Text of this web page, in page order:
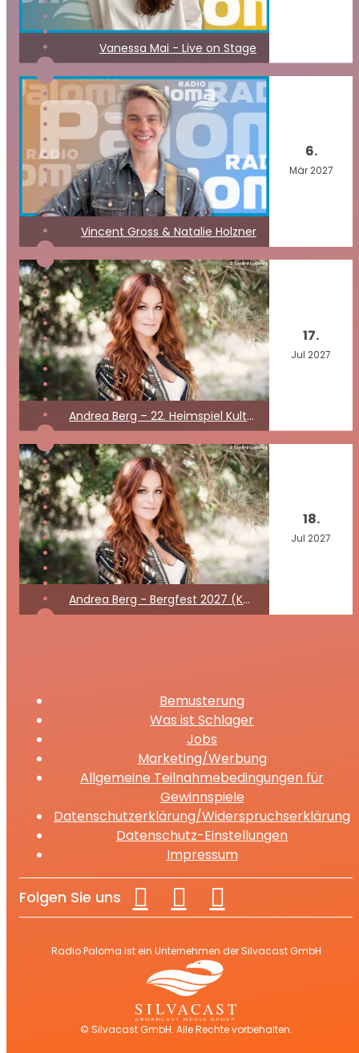
Vanessa Mai - Live on Stage
Vincent Gross & Natalie Holzner
6.
Mär 2027
Andrea Berg – 22. Heimspiel Kult Open Air 2027
17.
Jul 2027
Andrea Berg - Bergfest 2027 (Kein Konzert)
18.
Jul 2027
Bemusterung
Was ist Schlager
Jobs
Marketing/Werbung
Allgemeine Teilnahmebedingungen für
Gewinnspiele
Datenschutzerklärung/Widerspruchserklärung
Datenschutz-Einstellungen
Impressum
Folgen Sie uns
Radio Paloma ist ein Unternehmen der Silvacast GmbH
© Silvacast GmbH. Alle Rechte vorbehalten.